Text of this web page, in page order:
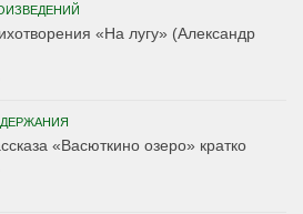
«На лугу» (Александр
«Васюткино озеро» кратко